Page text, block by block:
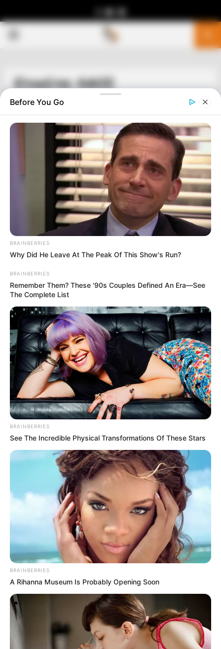
Ετικέτα: ΛΑΟΣ
ΑΠΟΨΕΙΣ ΔΙΕΘΝΗ
Η ΆΝΟΔΟΣ/ΑΝΤΙΔΡΑΣΗ ΤΟΥ ΛΑΟΥ
Η ΆΝΟΔΟΣ/ΑΝΤΙΔΡΑΣΗ ΤΟΥ ΛΑΟΥ ΣΥΜΒΑΙΝΕΙ ΤΩΡΑ!!!! ΕΙΝΑΙ
ΠΟΛΛΑ ΤΑ ΓΕΓΟΝΟΤΑ ΠΟΥ ΕΧΟΥΝ ΓΙΝΕΙ ΚΑΙ ΠΟΛΛΛΑ ΕΠΙΣΗΣ
ΣΗΜΑΝΤΙΚΑ ΓΕΓΟΝΟΤΑ ΕΙΝΑΙ ΠΡΟ ΤΩΝ ΠΥΛΩΝ ΝΑ ΣΥΜΒΟΥΝ.
ΟΙ...
ΙΣΤΟΡΙΑ
Εργαστήριο του Φειδία με 130 αρχαία
αγάλματα κάτω από την Ακρόπολη και το
Υπουργείο Πολιτισμού αδιαφορεί επί 30
χρόνια!
Εργαστήριο του Φειδία……Μια ιστορία 30 ετών που δεν έχει
διαλευκανθεί (λόγω αδιαφορίας;) αποτελεί η καταγγελία
για πιθανή ύπαρξη υπόγειου εργαστηρίου του Φειδία στην
Πλάκα, που...
ΚΟΙΝΩΝΙΚΑ ΔΙΚΤΥΑ
FACEBOOK ΑΡΈΣΕΙ
YOUTUBE ΕΓΓΡΑΦΕΊΤΕ
EMAIL ΑΚΟΛΟΥΘΉΣΤΕ
Before You Go
BRAINBERRIES
Why Did He Leave At The Peak Of This Show's Run?
BRAINBERRIES
Remember Them? These '90s Couples Defined An Era—See
The Complete List
BRAINBERRIES
See The Incredible Physical Transformations Of These Stars
BRAINBERRIES
A Rihanna Museum Is Probably Opening Soon